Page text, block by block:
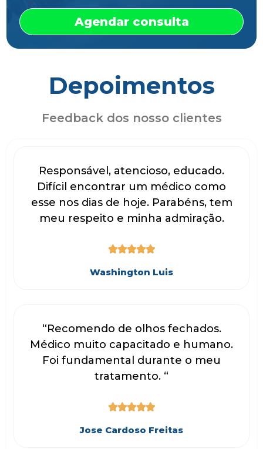
Agendar consulta
Depoimentos
Feedback dos nosso clientes
Responsável, atencioso, educado.
Difícil encontrar um médico como
esse nos dias de hoje. Parabéns, tem
meu respeito e minha admiração.

Washington Luis
“Recomendo de olhos fechados.
Médico muito capacitado e humano.
Foi fundamental durante o meu
tratamento. “

Jose Cardoso Freitas